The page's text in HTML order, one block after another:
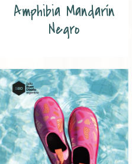
Amphibia Mandarín
Negro